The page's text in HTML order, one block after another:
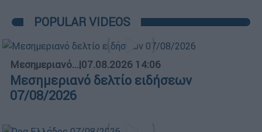
POPULAR VIDEOS
Μεσημεριανό...|07.08.2026 14:06
Μεσημεριανό δελτίο ειδήσεων
07/08/2026